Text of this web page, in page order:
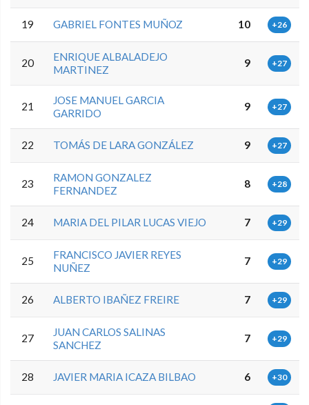
19 GABRIEL FONTES MUÑOZ 10 +26
20
ENRIQUE ALBALADEJO
MARTINEZ
9 +27
21
JOSE MANUEL GARCIA
GARRIDO
9 +27
22 TOMÁS DE LARA GONZÁLEZ 9 +27
23
RAMON GONZALEZ
FERNANDEZ
8 +28
24 MARIA DEL PILAR LUCAS VIEJO 7 +29
25
FRANCISCO JAVIER REYES
NUÑEZ
7 +29
26 ALBERTO IBAÑEZ FREIRE 7 +29
27
JUAN CARLOS SALINAS
SANCHEZ
7 +29
28 JAVIER MARIA ICAZA BILBAO 6 +30